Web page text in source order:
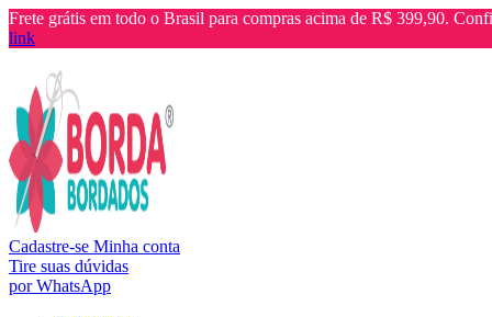
Frete grátis em todo o Brasil para compras acima de R$ 399,90.
link
Cadastre-se Minha conta
Tire suas dúvidas
por WhatsApp